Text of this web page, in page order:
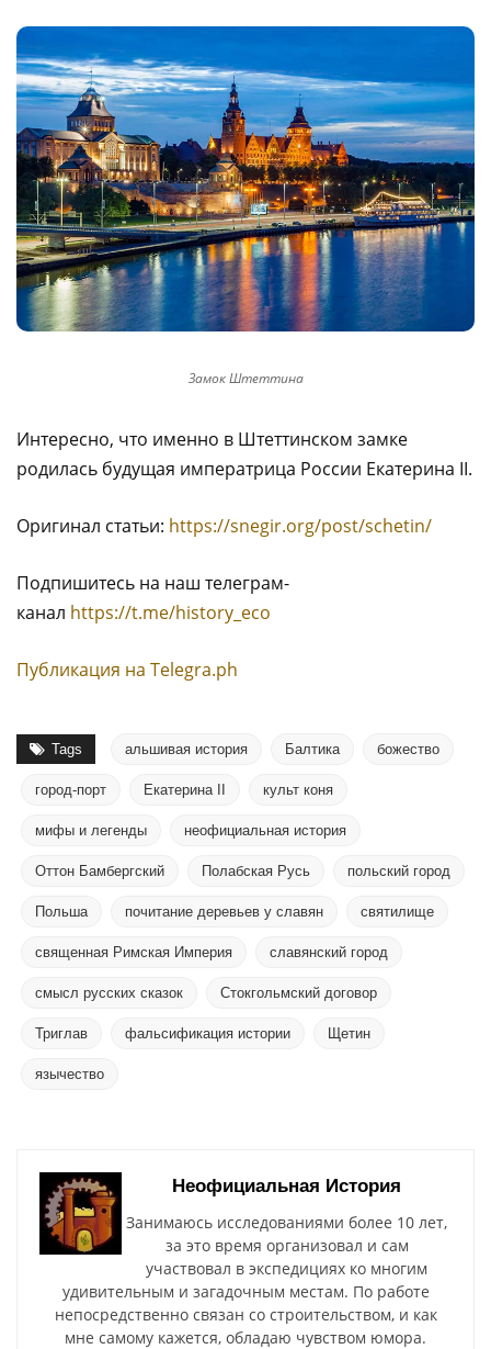
Замок Штеттина
Интересно, что именно в Штеттинском замке
родилась будущая императрица России Екатерина II.
Оригинал статьи: https://snegir.org/post/schetin/
Подпишитесь на наш телеграм-
канал https://t.me/history_eco
Публикация на Тelegra.ph
Tags альшивая история Балтика божество
город-порт Екатерина II культ коня
мифы и легенды неофициальная история
Оттон Бамбергский Полабская Русь польский город
Польша почитание деревьев у славян святилище
священная Римская Империя славянский город
смысл русских сказок Стокгольмский договор
Триглав фальсификация истории Щетин
язычество
Неофициальная История
Занимаюсь исследованиями более 10 лет,
за это время организовал и сам
участвовал в экспедициях ко многим
удивительным и загадочным местам. По работе
непосредственно связан со строительством, и как
мне самому кажется, обладаю чувством юмора.